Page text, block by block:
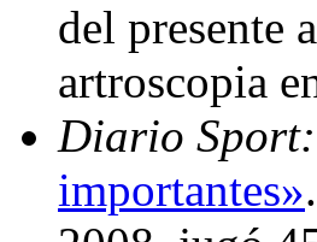
del presente
artroscopia
Diario Sport:
importantes»